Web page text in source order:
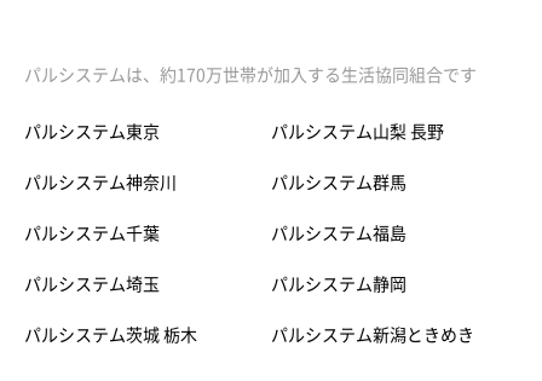
パルシステムは、約170万世帯が加入する生活協同組合です
パルシステム東京
パルシステム神奈川
パルシステム千葉
パルシステム埼玉
パルシステム茨城 栃木
パルシステム山梨 長野
パルシステム群馬
パルシステム福島
パルシステム静岡
パルシステム新潟ときめき